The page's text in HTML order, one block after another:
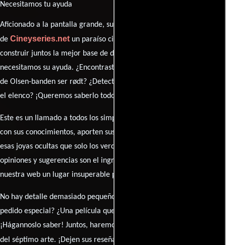
Necesitamos tu ayuda
Aficionado a la pantalla grande, su participación es clave para hacer
de Cineyseries.netun paraíso cinéfilo completo. Queremos
construir juntos la mejor base de datos cinematográfica, pero
necesitamos su ayuda. ¿Encontraste algún dato faltante en la ficha
de Olsen-banden ser rødt? ¿Detectaste algún error en la sinopsis o
el elenco? ¡Queremos saberlo todo!
Este es un llamado a todos los simpatizantes del cine: contribuyan
con sus conocimientos, aporten sus descubrimientos y compartan
esas joyas ocultas que solo los verdaderos fanáticos conocen. Sus
opiniones y sugerencias son el ingrediente secreto que hará de
nuestra web un lugar insuperable para los amantes del celuloide.
No hay detalle demasiado pequeño ni opinión insignificante. ¿Algún
pedido especial? ¿Una película que sueñas con ver reseñada?
¡Hágannoslo saber! Juntos, haremos de esta comunidad el epicentro
del séptimo arte. ¡Dejen sus reseña en la